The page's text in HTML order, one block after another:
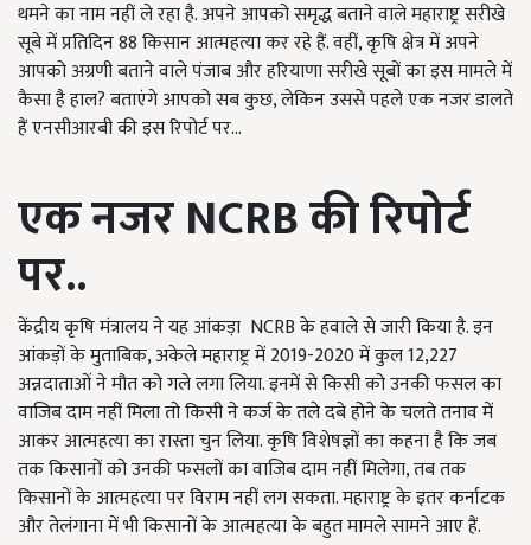
थमने का नाम नहीं ले रहा है. अपने आपको समृद्ध बताने वाले महाराष्ट्र सरीखे
सूबे में प्रतिदिन 88 किसान आत्महत्या कर रहे हैं. वहीं, कृषि क्षेत्र में अपने
आपको अग्रणी बताने वाले पंजाब और हरियाणा सरीखे सूबों का इस मामले में
कैसा है हाल? बताएंगे आपको सब कुछ, लेकिन उससे पहले एक नजर डालते
हैं एनसीआरबी की इस रिपोर्ट पर...
एक नजरNCRBकी रिपोर्ट
पर..
केंद्रीय कृषि मंत्रालय ने यह आंकड़ा NCRB के हवाले से जारी किया है. इन
आंकड़ों के मुताबिक, अकेले महाराष्ट्र में 2019-2020 में कुल 12,227
अन्नदाताओं ने मौत को गले लगा लिया. इनमें से किसी को उनकी फसल का
वाजिब दाम नहीं मिला तो किसी ने कर्ज के तले दबे होने के चलते तनाव में
आकर आत्महत्या का रास्ता चुन लिया. कृषि विशेषज्ञों का कहना है कि जब
तक किसानों को उनकी फसलों का वाजिब दाम नहीं मिलेगा, तब तक
किसानों के आत्महत्या पर विराम नहीं लग सकता. महाराष्ट्र के इतर कर्नाटक
और तेलंगाना में भी किसानों के आत्महत्या के बहुत मामले सामने आए हैं.